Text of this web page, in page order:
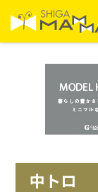
中トロ